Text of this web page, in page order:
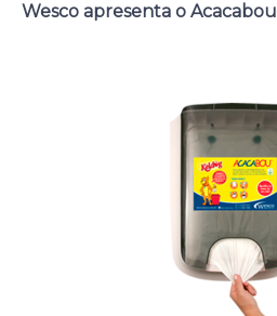
Wesco apresenta o Acacabou